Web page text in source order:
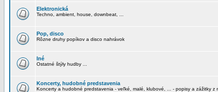
Elektronická
Techno, ambient, house, downbeat, ...
Pop, disco
Rôzne druhy popíkov a disco nahrávok
Iné
Ostatné štýly hudby ...
Koncerty, hudobné predstavenia
Koncerty a hudobné predstavenia - veľké, malé, klubové, ... - popisy a zážitky z